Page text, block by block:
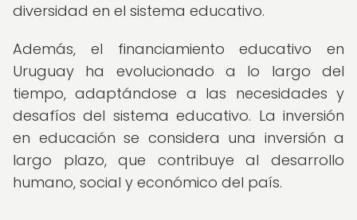
diversidad en el sistema educativo.
Además, el financiamiento educativo en
Uruguay ha evolucionado a lo largo del
tiempo, adaptándose a las necesidades y
desafíos del sistema educativo. La inversión
en educación se considera una inversión a
largo plazo, que contribuye al desarrollo
humano, social y económico del país.